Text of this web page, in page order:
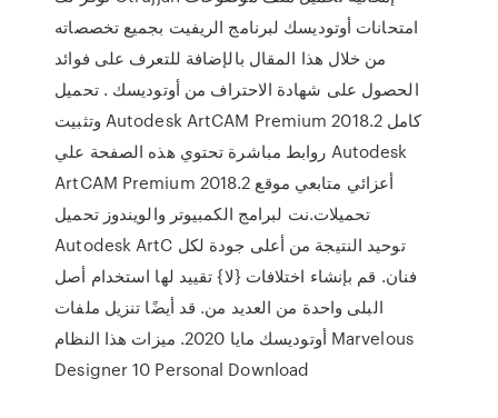
امتحانات أوتوديسك لبرنامج الريفيت بجميع تخصصاته
من خلال هذا المقال بالإضافة للتعرف على فوائد
الحصول على شهادة الاحتراف من أوتوديسك . تحميل
وتثبيت Autodesk ArtCAM Premium 2018.2 كامل
روابط مباشرة تحتوي هذه الصفحة علي Autodesk
ArtCAM Premium 2018.2 أعزائي متابعي موقع
تحميلات.نت لبرامج الكمبيوتر والويندوز تحميل
Autodesk ArtC توحيد النتيجة من أعلى جودة لكل
فنان. قم بإنشاء اختلافات {لا} تقييد لها استخدام أصل
البلى واحدة من العديد من. قد أيضًا تنزيل ملفات
أوتوديسك مايا 2020. ميزات هذا النظام Marvelous
Designer 10 Personal Download